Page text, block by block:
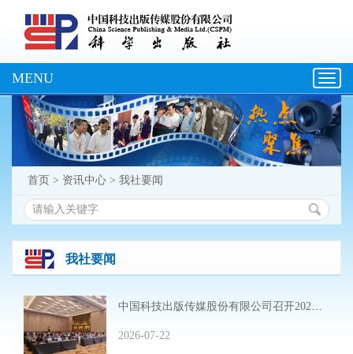
MENU
首页 > 资讯中心 > 我社要闻
我社要闻
2026-07-22